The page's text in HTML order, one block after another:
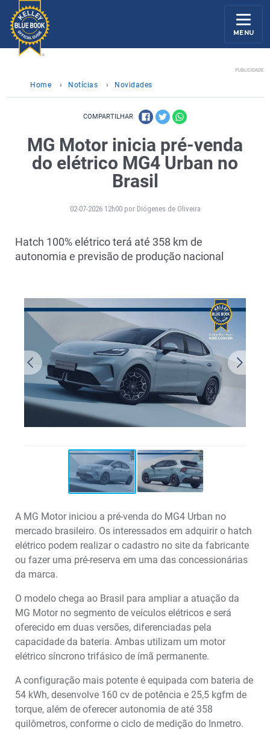
MENU
PUBLICIDADE
Home › Notícias › Novidades
COMPARTILHAR
MG Motor inicia pré-venda
do elétrico MG4 Urban no
Brasil
02-07-2026 12h00 por Diógenes de Oliveira
Hatch 100% elétrico terá até 358 km de
autonomia e previsão de produção nacional
A MG Motor iniciou a pré-venda do MG4 Urban no
mercado brasileiro. Os interessados em adquirir o hatch
elétrico podem realizar o cadastro no site da fabricante
ou fazer uma pré-reserva em uma das concessionárias
da marca.
O modelo chega ao Brasil para ampliar a atuação da
MG Motor no segmento de veículos elétricos e será
oferecido em duas versões, diferenciadas pela
capacidade da bateria. Ambas utilizam um motor
elétrico síncrono trifásico de ímã permanente.
A configuração mais potente é equipada com bateria de
54 kWh, desenvolve 160 cv de potência e 25,5 kgfm de
torque, além de oferecer autonomia de até 358
quilômetros, conforme o ciclo de medição do Inmetro.